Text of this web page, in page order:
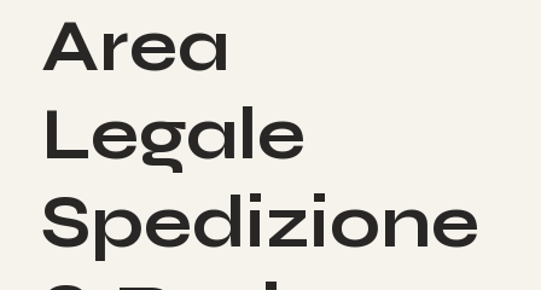
Area
Legale
Spedizione